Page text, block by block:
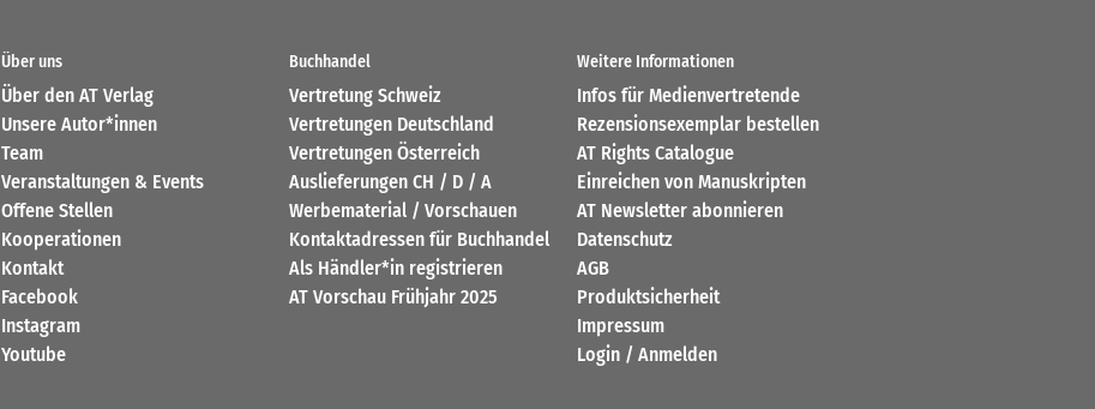
Über uns
Über den AT Verlag
Unsere Autor*innen
Team
Veranstaltungen & Events
Offene Stellen
Kooperationen
Kontakt
Facebook
Instagram
Youtube
Buchhandel
Vertretung Schweiz
Vertretungen Deutschland
Vertretungen Österreich
Auslieferungen CH / D / A
Werbematerial / Vorschauen
Kontaktadressen für Buchhandel
Als Händler*in registrieren
AT Vorschau Frühjahr 2025
Weitere Informationen
Infos für Medienvertretende
Rezensionsexemplar bestellen
AT Rights Catalogue
Einreichen von Manuskripten
AT Newsletter abonnieren
Datenschutz
AGB
Produktsicherheit
Impressum
Login / Anmelden